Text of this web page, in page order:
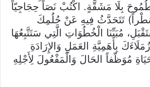
طُمُوحَ بِلَا مَشَقَّةٍ. اكْتُبْ نَصَاً حِجَاجِيّاً
يَقِلُّ عَنْ 12 سَطْراً) تَتَحَدَّثُ فِيهِ عَنْ حُلُمِكَ
مُبَيِّنَا الْخُطُوَاتِ الَّتِي سَتَتَّبِعُهَا
بِأَهَمِيَّةِ العَمَلِ وَالإِرَادَةِ
مُوَظّفاً الحَالَ وَالْمَفْعُولَ لِأَجْلِهِ